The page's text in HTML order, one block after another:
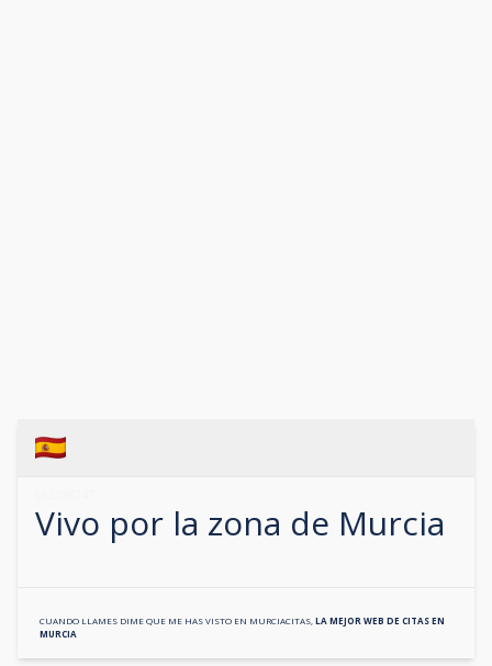
Vivo por la zona de Murcia
CUANDO LLAMES DIME QUE ME HAS VISTO EN MURCIACITAS LA MEJOR WEB DE CITAS EN
MURCIA